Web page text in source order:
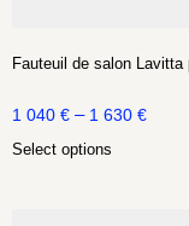
Fauteuil de salon Lavitta
1 040 € – 1 630 €
Select options